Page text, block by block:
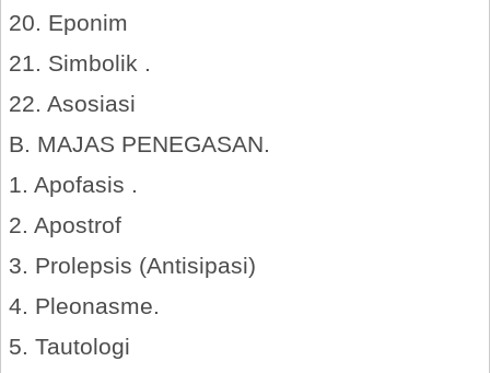
20. Eponim
21. Simbolik .
22. Asosiasi
B. MAJAS PENEGASAN.
1. Apofasis .
2. Apostrof
3. Prolepsis (Antisipasi)
4. Pleonasme.
5. Tautologi